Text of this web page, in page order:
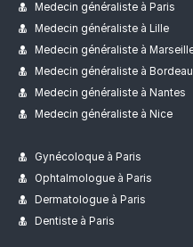
Medecin généraliste à Paris
Medecin généraliste à Lille
Medecin généraliste à
Medecin généraliste à
Medecin généraliste à Nantes
Medecin généraliste à Nice
Gynécoloque à Paris
Ophtalmologue à Paris
Dermatologue à Paris
Dentiste à Paris